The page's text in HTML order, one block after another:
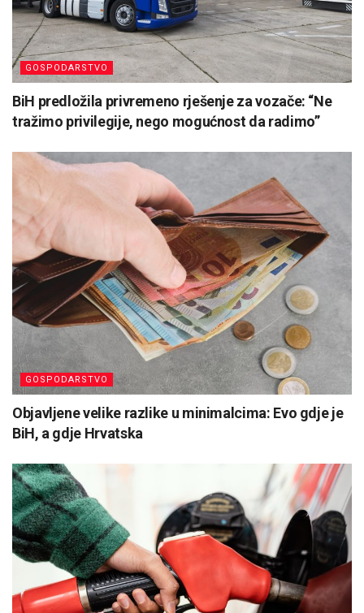
GOSPODARSTVO
BiH predložila privremeno rješenje za vozače: “Ne
tražimo privilegije, nego mogućnost da radimo”
GOSPODARSTVO
Objavljene velike razlike u minimalcima: Evo gdje je
BiH, a gdje Hrvatska